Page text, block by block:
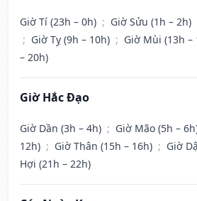
Giờ Tí (23h – 0h) ; Giờ Sửu (1h – 2h)
; Giờ Tỵ (9h – 10h) ; Giờ Mùi (13h –
– 20h)
Giờ Hắc Đạo
Giờ Dần (3h – 4h) ; Giờ Mão (5h –
12h) ; Giờ Thân (15h – 16h) ; Giờ
Hợi (21h – 22h)